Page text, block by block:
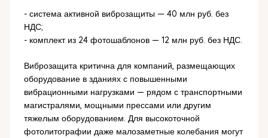
- система активной виброзащиты — 40 млн руб. без
НДС;
- комплект из 24 фотошаблонов — 12 млн руб. без НДС.
Виброзащита критична для компаний, размещающих
оборудование в зданиях с повышенными
вибрационными нагрузками — рядом с транспортными
магистралями, мощными прессами или другим
тяжелым оборудованием. Для высокоточной
фотолитографии даже малозаметные колебания могут